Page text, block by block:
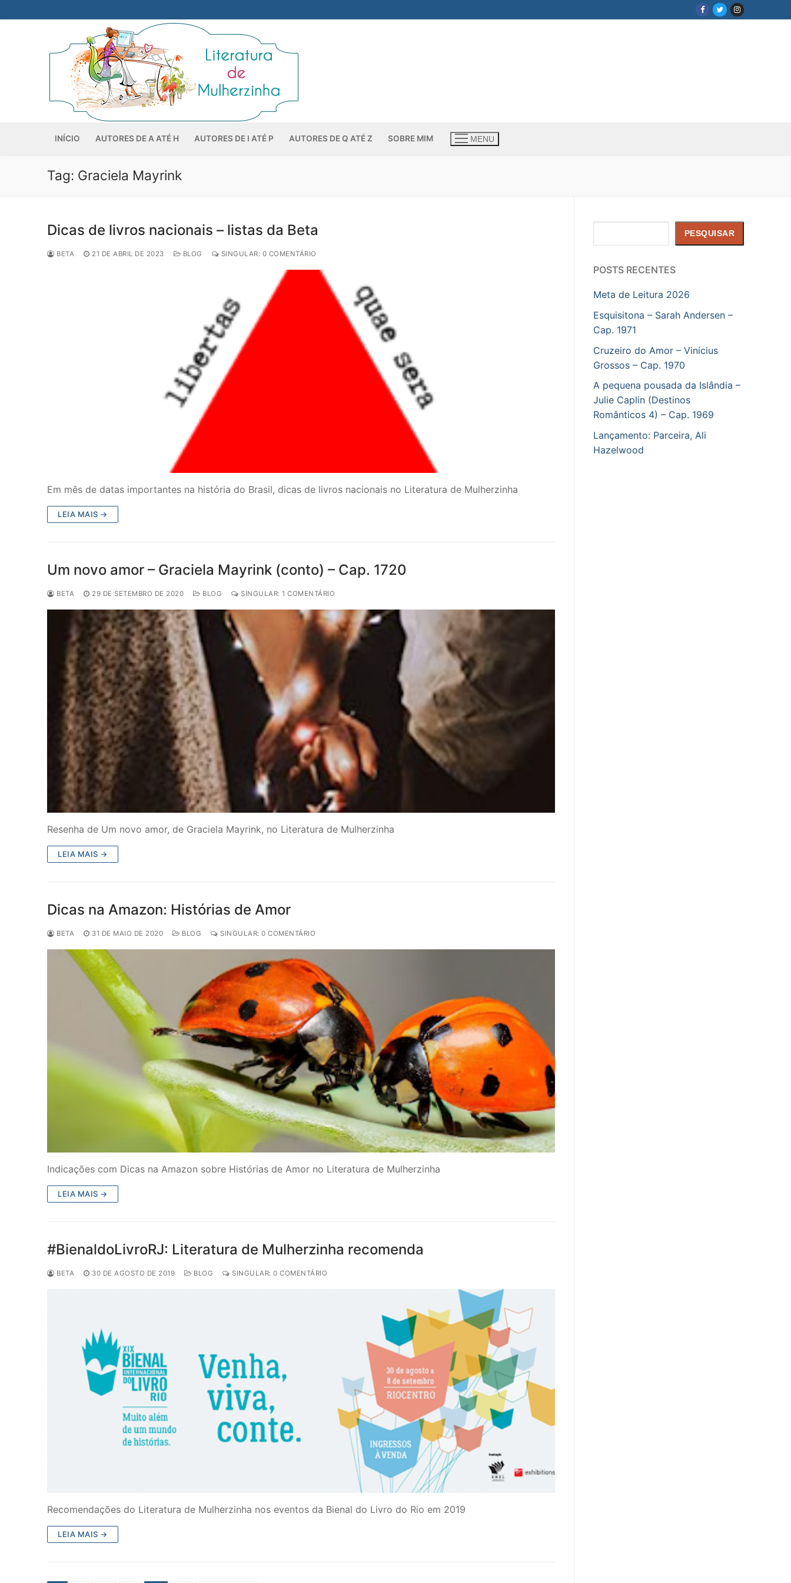
para
INÍCIO AUTORES DE A ATÉ H AUTORES DE I ATÉ P AUTORES DE Q ATÉ Z SOBRE MIM MENU
Tag: Graciela Mayrink
Dicas de livros nacionais – listas da Beta
BETA 21 DE ABRIL DE 2023 BLOG SINGULAR: 0 COMENTÁRIO
Em mês de datas importantes na história do Brasil, dicas de livros nacionais no Literatura de Mulherzinha
LEIA MAIS →
Um novo amor – Graciela Mayrink (conto) – Cap. 1720
BETA 29 DE SETEMBRO DE 2020 BLOG SINGULAR: 1 COMENTÁRIO
Resenha de Um novo amor, de Graciela Mayrink, no Literatura de Mulherzinha
LEIA MAIS →
Dicas na Amazon: Histórias de Amor
BETA 31 DE MAIO DE 2020 BLOG SINGULAR: 0 COMENTÁRIO
Indicações com Dicas na Amazon sobre Histórias de Amor no Literatura de Mulherzinha
LEIA MAIS →
#BienaldoLivroRJ: Literatura de Mulherzinha recomenda
BETA 30 DE AGOSTO DE 2019 BLOG SINGULAR: 0 COMENTÁRIO
Recomendações do Literatura de Mulherzinha nos eventos da Bienal do Livro do Rio em 2019
LEIA MAIS →
PESQUISAR
POSTS RECENTES
Meta de Leitura 2026
Esquisitona – Sarah Andersen –
Cap. 1971
Cruzeiro do Amor – Vinícius
Grossos – Cap. 1970
A pequena pousada da Islândia –
Julie Caplin (Destinos
Românticos 4) – Cap. 1969
Lançamento: Parceira, Ali
Hazelwood